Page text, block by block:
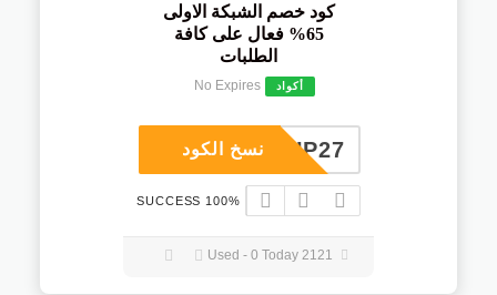
كود خصم الشبكة الاولى
65% فعال على كافة
الطلبات
أكواد No Expires
COUP27نسخ الكود
100% SUCCESS